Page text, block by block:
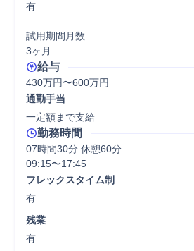
有
試用期間月数:
3ヶ月
給与
430万円〜600万円
通勤手当
一定額まで支給
勤務時間
07時間30分 休憩60分
09:15〜17:45
フレックスタイム制
有
残業
有